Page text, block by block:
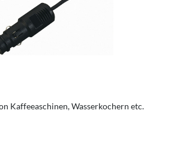
Kaffeeaschinen, Wasserkochern etc.